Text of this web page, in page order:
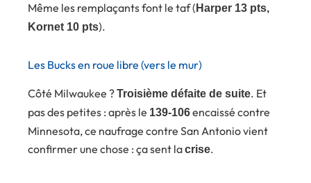
Même les remplaçants font le taf ( Harper 13 pts,
Kornet 10 pts).
Les Bucks en roue libre (vers le mur)
Côté Milwaukee ?Troisième défaite de suite. Et
pas des petites : après le 139-106encaissé contre
Minnesota, ce naufrage contre San Antonio vient
confirmer une chose : ça sent lacrise.